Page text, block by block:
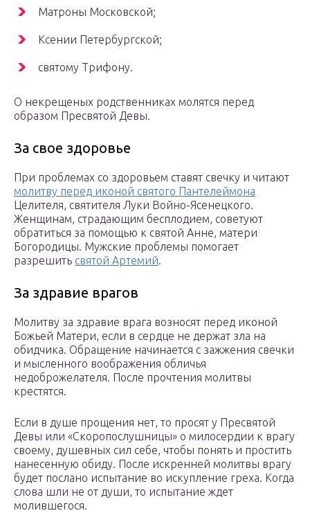
Матроны Московской;
Ксении Петербургской;
святому Трифону.
О некрещеных родственниках молятся перед
образом Пресвятой Девы.
За свое здоровье
При проблемах со здоровьем ставят свечку и читают
молитву перед иконой святого Пантелеймона
Целителя, святителя Луки Войно-Ясенецкого.
Женщинам, страдающим бесплодием, советуют
обратиться за помощью к святой Анне, матери
Богородицы. Мужские проблемы помогает
разрешить святой Артемий.
За здравие врагов
Молитву за здравие врага возносят перед иконой
Божьей Матери, если в сердце не держат зла на
обидчика. Обращение начинается с зажжения свечки
и мысленного воображения обличья
недоброжелателя. После прочтения молитвы
крестятся.
Если в душе прощения нет, то просят у Пресвятой
Девы или «Скоропослушницы» о милосердии к врагу
своему, душевных сил себе, чтобы понять и простить
нанесенную обиду. После искренней молитвы врагу
будет послано испытание во искупление греха. Когда
слова шли не от души, то испытание ждет
молившегося.